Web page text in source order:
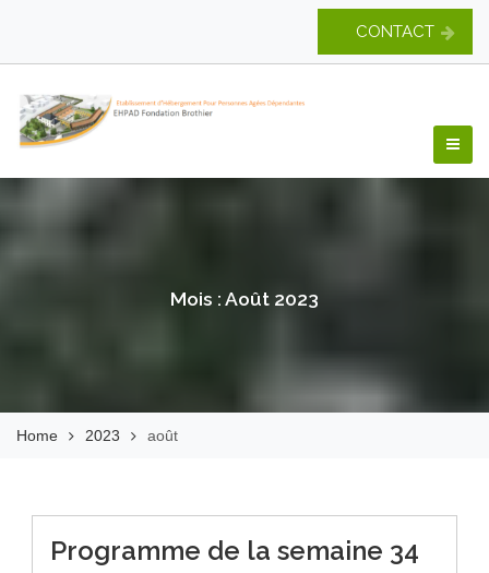
content
CONTACT
Brothier
Mois :Août 2023
Home 2023 août
Programme de la semaine 34